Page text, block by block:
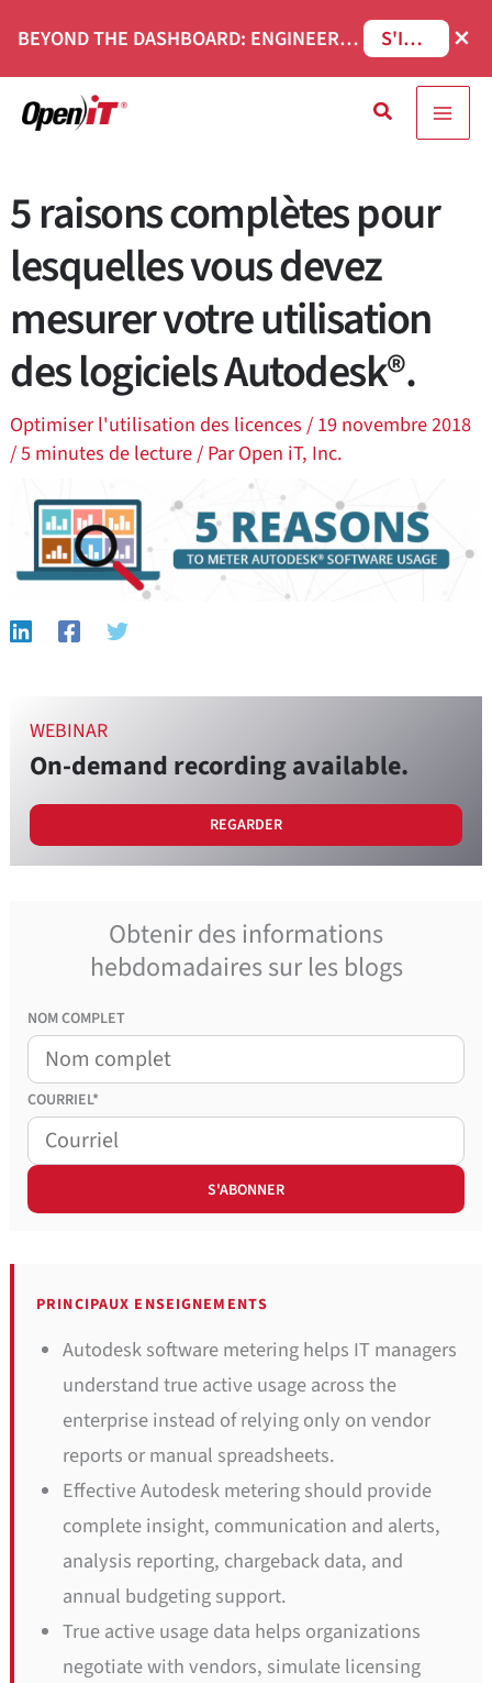
content
BEYOND THE DASHBOARD: ENGINEERING SOFTWARE IN SERVICENOW WEBINAR S'INSCRIRE ×
Recherche
5 raisons complètes pour
lesquelles vous devez
mesurer votre utilisation
des logiciels Autodesk®.
Optimiser l'utilisation des licences/19 novembre 2018
/5 minutes de lecture/ ParOpen iT, Inc.
PRINCIPAUX ENSEIGNEMENTS
Autodesk software metering helps IT managers
understand true active usage across the
enterprise instead of relying only on vendor
reports or manual spreadsheets.
Effective Autodesk metering should provide
complete insight, communication and alerts,
analysis reporting, chargeback data, and
annual budgeting support.
True active usage data helps organizations
negotiate with vendors, simulate licensing
WEBINAR
On-demand recording available.
REGARDER
Obtenir des informations
hebdomadaires sur les blogs
NOM COMPLET
COURRIEL*